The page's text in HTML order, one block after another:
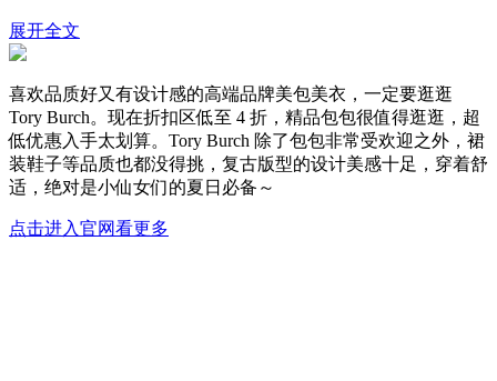
展开全文
喜欢品质好又有设计感的高端品牌美包美衣，一定要逛逛
Tory Burch。现在折扣区低至 4 折，精品包包很值得逛逛，超
低优惠入手太划算。Tory Burch 除了包包非常受欢迎之外，裙
装鞋子等品质也都没得挑，复古版型的设计美感十足，穿着舒
适，绝对是小仙女们的夏日必备～
点击进入官网看更多